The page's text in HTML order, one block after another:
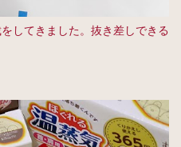
してきました。抜き差しできる